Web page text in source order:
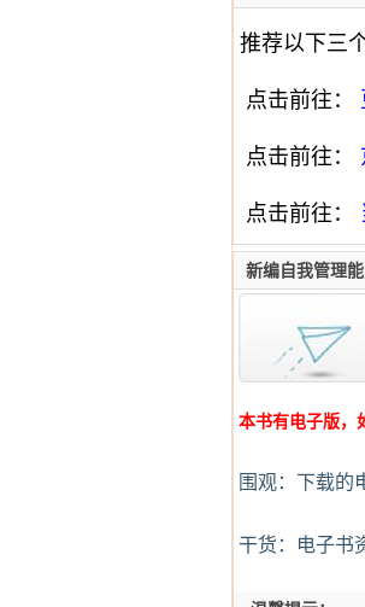
推荐以下三
点击前往：
点击前往：
点击前往：
新编自我管理
本书有电子版，
围观：下载的
干货：电子书